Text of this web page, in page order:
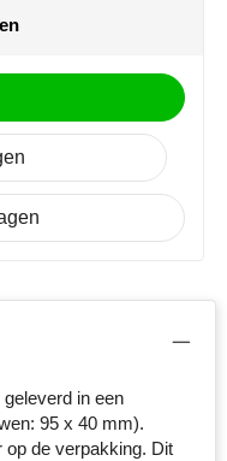
in een
95 x 40 mm).
op de verpakking. Dit